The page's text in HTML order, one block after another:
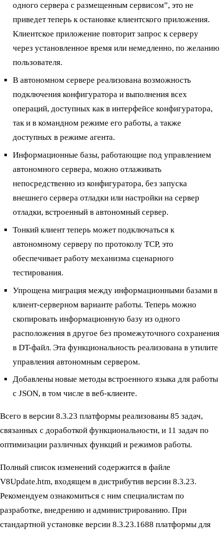
одного сервера с размещенным сервисом”, это не
приведет теперь к остановке клиентского приложения.
Клиентское приложение повторит запрос к серверу
через установленное время или немедленно, по желанию
пользователя.
В автономном сервере реализована возможность
подключения конфигуратора и выполнения всех
операций, доступных как в интерфейсе конфигуратора,
так и в командном режиме его работы, а также
доступных в режиме агента.
Информационные базы, работающие под управлением
автономного сервера, можно отлаживать
непосредственно из конфигуратора, без запуска
внешнего сервера отладки или настройки на сервер
отладки, встроенный в автономный сервер.
Тонкий клиент теперь может подключаться к
автономному серверу по протоколу TCP, это
обеспечивает работу механизма сценарного
тестирования.
Упрощена миграция между информационными базами в
клиент-серверном варианте работы. Теперь можно
скопировать информационную базу из одного
расположения в другое без промежуточного сохранения
в DT-файл. Эта функциональность реализована в утилите
управления автономным сервером.
Добавлены новые методы встроенного языка для работы
с JSON, в том числе в веб-клиенте.
Всего в версии 8.3.23 платформы реализованы 85 задач,
связанных с доработкой функциональности, и 11 задач по
оптимизации различных функций и режимов работы.
Полный список изменений содержится в файле
V8Update.htm, входящем в дистрибутив версии 8.3.23.
Рекомендуем ознакомиться с ним специалистам по
разработке, внедрению и администрированию. При
стандартной установке версии 8.3.23.1688 платформы для